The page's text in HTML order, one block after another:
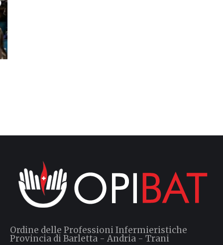
Ordine delle Professioni Infermieristiche
Provincia di Barletta - Andria - Trani